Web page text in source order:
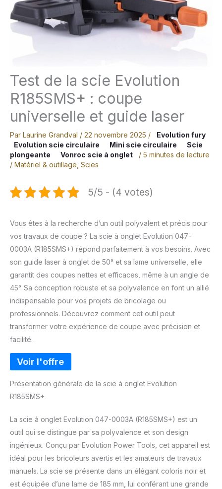
Test de la scie Evolution
R185SMS+ : coupe
universelle et guide laser
Par Laurine Grandval / 22 novembre 2025 /
Evolution fury
Evolution scie circulaire
Mini scie circulaire
Scie
plongeante
Vonroc scie à onglet / 5 minutes de lecture
/ Matériel & outillage Scies
5/5 - (4 votes)
Vous êtes à la recherche d’un outil polyvalent et précis pour
vos travaux de coupe ? La scie à onglet Evolution 047-
0003A (R185SMS+) répond parfaitement à vos besoins. Avec
son guide laser à onglet de 50° et sa lame universelle, elle
garantit des coupes nettes et efficaces, même à un angle de
45°. Sa conception robuste et sa polyvalence en font un allié
indispensable pour vos projets de bricolage ou
professionnels. Découvrez comment cet outil peut
transformer votre expérience de coupe avec précision et
facilité.
Présentation générale de la scie à onglet Evolution
R185SMS+
La scie à onglet Evolution 047-0003A (R185SMS+) est un
outil qui se distingue par sa polyvalence et son design
ingénieux. Conçu par Evolution Power Tools, cet appareil est
idéal pour les bricoleurs avertis et les amateurs de travaux
manuels. La scie se présente dans un élégant coloris noir et
est équipée d’une lame de 185 mm, lui conférant une grande